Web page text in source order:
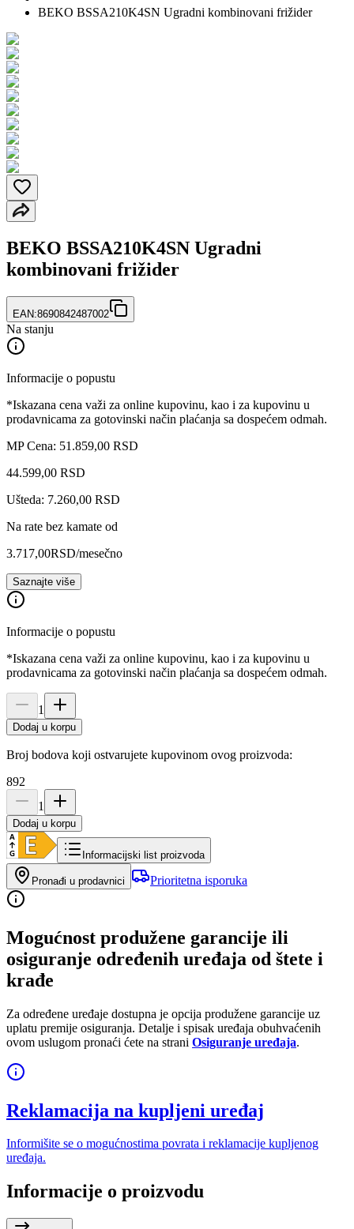
BEKO BSSA210K4SN Ugradni kombinovani frižider
BEKO BSSA210K4SN Ugradni
kombinovani frižider
EAN:8690842487002
Na stanju
Informacije o popustu
*Iskazana cena važi za online kupovinu, kao i za kupovinu u
prodavnicama za gotovinski način plaćanja sa dospećem odmah.
MP Cena: 51.859,00 RSD
44.599,00 RSD
Ušteda: 7.260,00 RSD
Na rate bez kamate od
3.717,00RSD/mesečno
Saznajte više
Informacije o popustu
*Iskazana cena važi za online kupovinu, kao i za kupovinu u
prodavnicama za gotovinski način plaćanja sa dospećem odmah.
1
Dodaj u korpu
Broj bodova koji ostvarujete kupovinom ovog proizvoda:
892
1
Dodaj u korpu
Informacijski list proizvoda
Pronađi u prodavnici Prioritetna isporuka
Mogućnost produžene garancije ili
osiguranje određenih uređaja od štete i
krađe
Za određene uređaje dostupna je opcija produžene garancije uz
uplatu premije osiguranja. Detalje i spisak uređaja obuhvaćenih
ovom uslugom pronaći ćete na strani Osiguranje uređaja.
Reklamacija na kupljeni uređaj
Informišite se o mogućnostima povrata i reklamacije kupljenog
uređaja.
Informacije o proizvodu